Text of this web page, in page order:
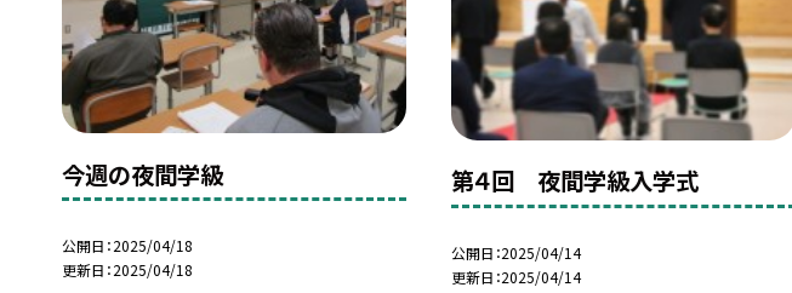
今週の夜間学級
公開日 2025/04/18
更新日 2025/04/18
第４回 夜間学級入学式
公開日 2025/04/14
更新日 2025/04/14